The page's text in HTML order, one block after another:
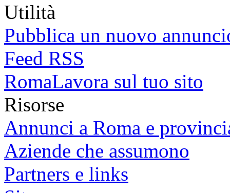
Utilità
Pubblica un nuovo
Feed RSS
RomaLavora sul tuo sito
Risorse
Annunci a Roma e
Aziende che assumono
Partners e links